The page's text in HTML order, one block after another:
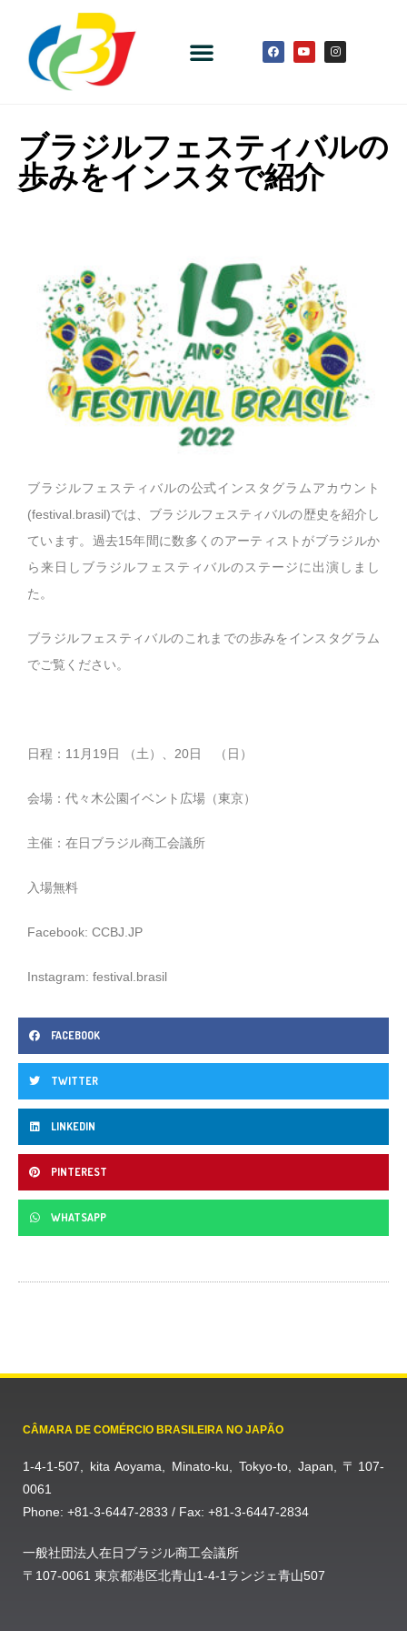
ブラジルフェスティバルの
歩みをインスタで紹介
ブラジルフェスティバルの公式インスタグラムアカウント
(festival.brasil)では、ブラジルフェスティバルの歴史を紹介し
ています。過去15年間に数多くのアーティストがブラジルか
ら来日しブラジルフェスティバルのステージに出演しまし
た。
ブラジルフェスティバルのこれまでの歩みをインスタグラム
でご覧ください。
日程：11月19日 （土）、20日 （日）
会場：代々木公園イベント広場（東京）
主催：在日ブラジル商工会議所
入場無料
Facebook: CCBJ.JP
Instagram: festival.brasil
FACEBOOK
TWITTER
LINKEDIN
PINTEREST
WHATSAPP
CÂMARA DE COMÉRCIO BRASILEIRA NO JAPÃO
1-4-1-507, kita Aoyama, Minato-ku, Tokyo-to, Japan, 〒107-
0061
Phone: +81-3-6447-2833 / Fax: +81-3-6447-2834
一般社団法人在日ブラジル商工会議所
〒107-0061 東京都港区北青山1-4-1ランジェ青山507